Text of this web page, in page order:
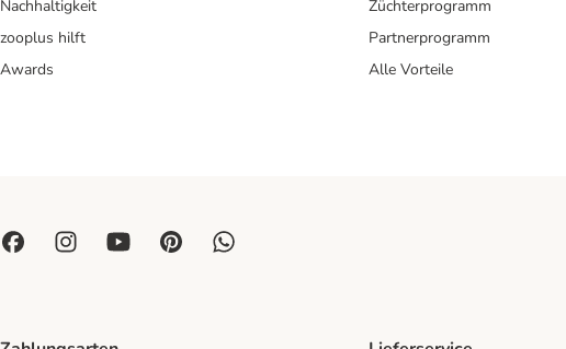
Nachhaltigkeit
zooplus hilft
Awards
Züchterprogramm
Partnerprogramm
Alle Vorteile